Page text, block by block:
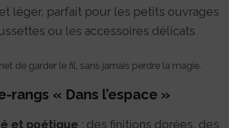
léger, parfait pour les petits ouvrages
ou les accessoires délicats
de garder le fil, sans jamais perdre la magie.
« Dans l’espace »
et poétique : des finitions dorées, des